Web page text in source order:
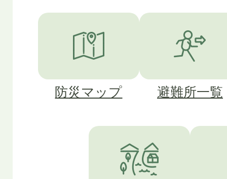
防災マップ 避難所一覧